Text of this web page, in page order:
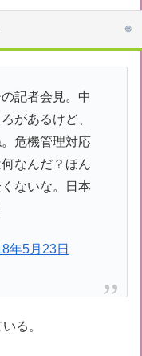
記者会見。中
があるけど、
危機管理対応
なんだ？ほん
ないな。日本
年5月23日
る。